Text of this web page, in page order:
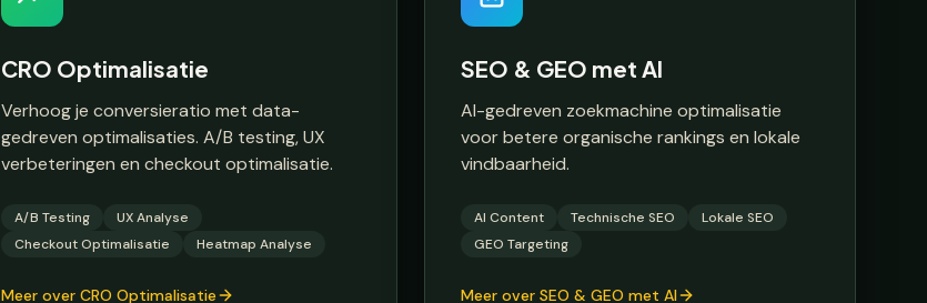
CRO Optimalisatie
Verhoog je conversieratio met data-
gedreven optimalisaties. A/B testing, UX
verbeteringen en checkout optimalisatie.
A/B Testing
UX Analyse
Checkout Optimalisatie
Heatmap Analyse
Meer over CRO Optimalisatie
SEO & GEO met AI
AI-gedreven zoekmachine optimalisatie
voor betere organische rankings en lokale
vindbaarheid.
AI Content Technische SEO
Lokale SEO
GEO Targeting
Meer over SEO & GEO met AI